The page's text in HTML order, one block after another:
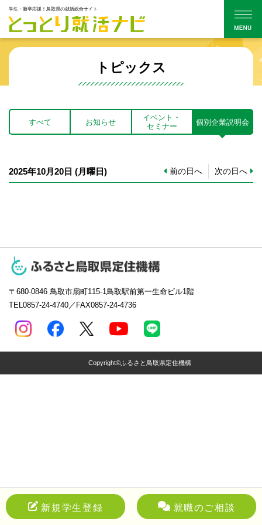
学生・新卒応援！鳥取県の就活総合サイト
新規学生登録 就職のご相談
トピックス
すべて お知らせ
イベント・
セミナー
個別企業説明会
2025年10月20日 (月 曜日) 前の日へ 次の日へ
〒680-0846 鳥取市扇町115-1鳥取駅前第一生命ビル1階
TEL0857-24-4740／FAX0857-24-4736
Copyright©ふるさと鳥取県定住機構